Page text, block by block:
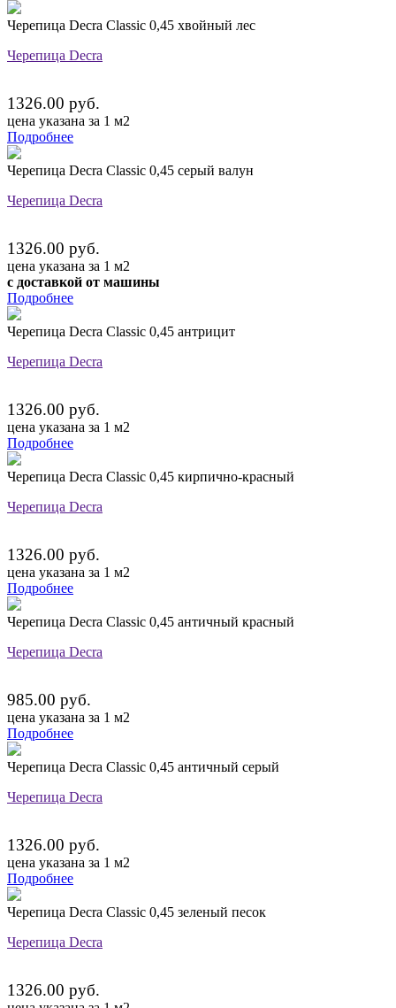
Черепица Decra Classic 0,45 хвойный лес
Черепица Decra
1326.00 руб.
цена указана за 1 м2
Подробнее
Черепица Decra Classic 0,45 серый валун
Черепица Decra
1326.00 руб.
цена указана за 1 м2
с доставкой от машины
Подробнее
Черепица Decra Classic 0,45 антрицит
Черепица Decra
1326.00 руб.
цена указана за 1 м2
Подробнее
Черепица Decra Classic 0,45 кирпично-красный
Черепица Decra
1326.00 руб.
цена указана за 1 м2
Подробнее
Черепица Decra Classic 0,45 античный красный
Черепица Decra
985.00 руб.
цена указана за 1 м2
Подробнее
Черепица Decra Classic 0,45 античный серый
Черепица Decra
1326.00 руб.
цена указана за 1 м2
Подробнее
Черепица Decra Classic 0,45 зеленый песок
Черепица Decra
1326.00 руб.